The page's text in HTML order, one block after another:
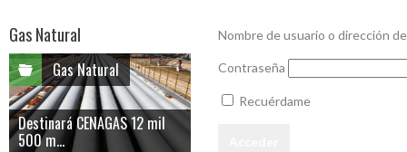
Nombre de usuario o dirección
Contraseña
Recuérdame
Gas Natural
Gas Natural
Destinará CENAGAS 12 mil
500 m...